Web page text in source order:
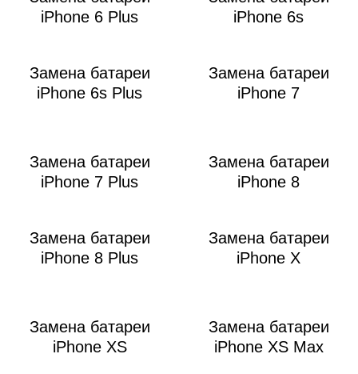
iPhone 6 Plus
iPhone 6s
Замена батареи
iPhone 6s Plus
Замена батареи
iPhone 7
Замена батареи
iPhone 7 Plus
Замена батареи
iPhone 8
Замена батареи
iPhone 8 Plus
Замена батареи
iPhone X
Замена батареи
iPhone XS
Замена батареи
iPhone XS Max